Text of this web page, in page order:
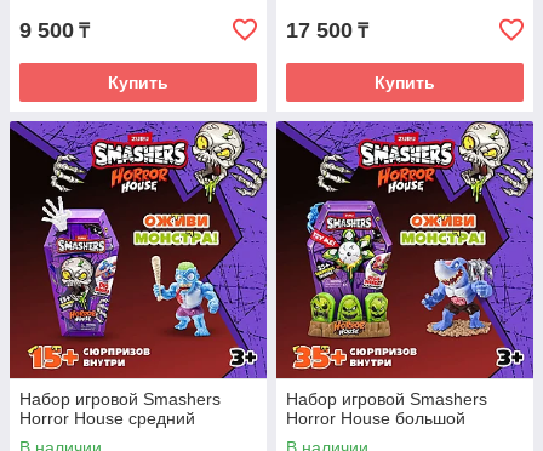
9 500 ₸
Купить
17 500 ₸
Купить
Набор игровой Smashers
Horror House средний
Набор игровой Smashers
Horror House большой